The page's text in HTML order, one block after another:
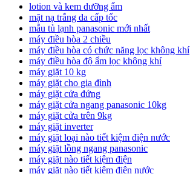
lotion và kem dưỡng ẩm
mặt nạ trắng da cấp tốc
mẫu tủ lạnh panasonic mới nhất
máy điều hòa 2 chiều
máy điều hòa có chức năng lọc không khí
máy điều hòa độ ẩm lọc không khí
máy giặt 10 kg
máy giặt cho gia đình
máy giặt cửa đứng
máy giặt cửa ngang panasonic 10kg
máy giặt cửa trên 9kg
máy giặt inverter
máy giặt loại nào tiết kiệm điện nước
máy giặt lồng ngang panasonic
máy giặt nào tiết kiệm điện
máy giặt nào tiết kiệm điện nước